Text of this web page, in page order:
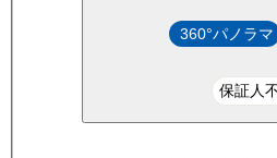
360°パノラマ
保証人